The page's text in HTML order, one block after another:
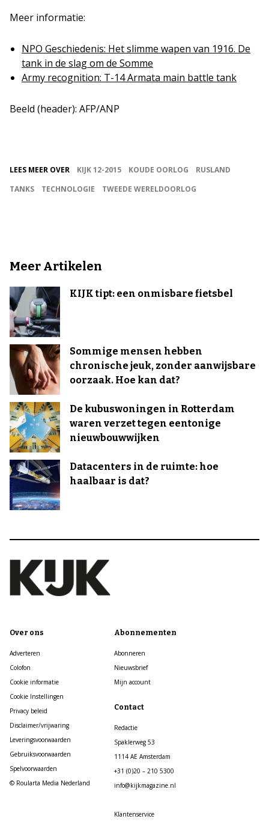
Meer informatie:
NPO Geschiedenis: Het slimme wapen van 1916. De
tank in de slag om de Somme
Army recognition: T-14 Armata main battle tank
Beeld (header): AFP/ANP
LEES MEER OVER KIJK 12-2015 KOUDE OORLOG
RUSLAND
TANKS
TECHNOLOGIE TWEEDE WERELDOORLOG
Meer Artikelen
KIJK tipt: een onmisbare fietsbel
Sommige mensen hebben
chronische jeuk, zonder aanwijsbare
oorzaak. Hoe kan dat?
De kubuswoningen in Rotterdam
waren verzet tegen eentonige
nieuwbouwwijken
Datacenters in de ruimte: hoe
haalbaar is dat?
Over ons
Adverteren
Colofon
Cookie informatie
Cookie Instellingen
Privacy beleid
Disclaimer/vrijwaring
Leveringsvoorwaarden
Gebruiksvoorwaarden
Spelvoorwaarden
© Roularta Media Nederland
Abonnementen
Abonneren
Nieuwsbrief
Mijn account
Contact
Redactie
Spaklerweg 53
1114 AE Amsterdam
+31 (0)20 – 210 5300
info@kijkmagazine.nl
Klantenservice